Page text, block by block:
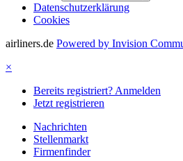
Datenschutzerklärung
Cookies
airliners.de Powered by Invision
×
Bereits registriert? Anmelden
Jetzt registrieren
Nachrichten
Stellenmarkt
Firmenfinder